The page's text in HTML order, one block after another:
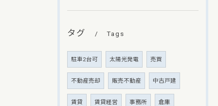
タグ Tags
駐車2台可 太陽光発電 売買
不動産売却 販売不動産 中古戸建
賃貸 賃貸経営 事務所 倉庫